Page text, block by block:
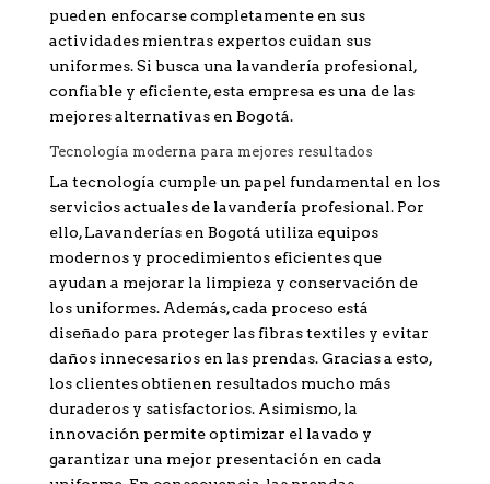
pueden enfocarse completamente en sus
actividades mientras expertos cuidan sus
uniformes. Si busca una lavandería profesional,
confiable y eficiente, esta empresa es una de las
mejores alternativas en Bogotá.
Tecnología moderna para mejores resultados
La tecnología cumple un papel fundamental en los
servicios actuales de lavandería profesional. Por
ello, Lavanderías en Bogotá utiliza equipos
modernos y procedimientos eficientes que
ayudan a mejorar la limpieza y conservación de
los uniformes. Además, cada proceso está
diseñado para proteger las fibras textiles y evitar
daños innecesarios en las prendas. Gracias a esto,
los clientes obtienen resultados mucho más
duraderos y satisfactorios. Asimismo, la
innovación permite optimizar el lavado y
garantizar una mejor presentación en cada